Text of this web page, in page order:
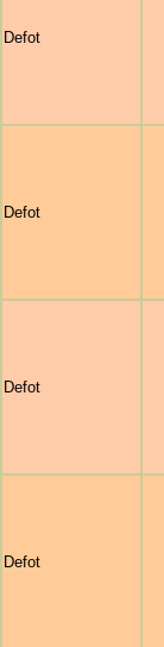
Defot
Defot
Defot
Defot